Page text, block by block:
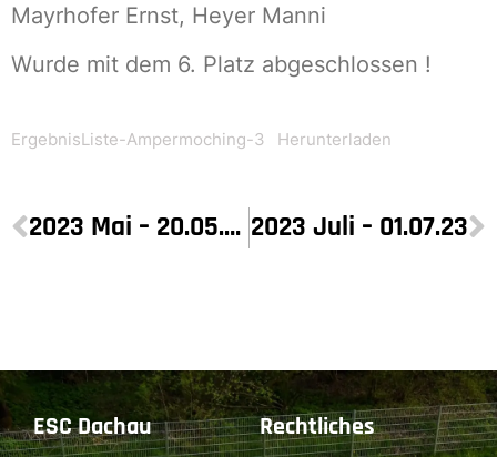
Mayrhofer Ernst, Heyer Manni
Wurde mit dem 6. Platz abgeschlossen !
ErgebnisListe-Ampermoching-3 Herunterladen
2023 Mai – 20.05.23 2023 Juli – 01.07.23
ESC Dachau Rechtliches